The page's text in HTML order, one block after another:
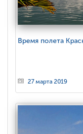
Время полета
27 марта 2019